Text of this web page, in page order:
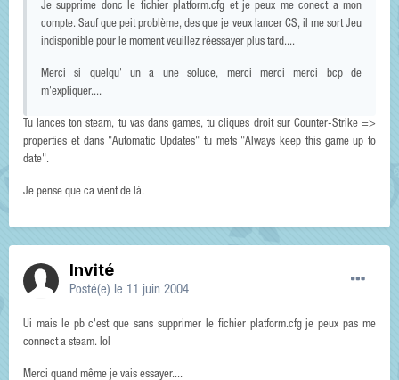
Je supprime donc le fichier platform.cfg et je peux me conect a mon
compte. Sauf que peit problème, des que je veux lancer CS, il me sort Jeu
indisponible pour le moment veuillez réessayer plus tard....
Merci si quelqu' un a une soluce, merci merci merci bcp de
m'expliquer....
Tu lances ton steam, tu vas dans games, tu cliques droit sur Counter-Strike =>
properties et dans "Automatic Updates" tu mets "Always keep this game up to
date".
Je pense que ca vient de là.
Invité
Posté(e) le 11 juin 2004
Ui mais le pb c'est que sans supprimer le fichier platform.cfg je peux pas me
connect a steam. lol
Merci quand même je vais essayer....